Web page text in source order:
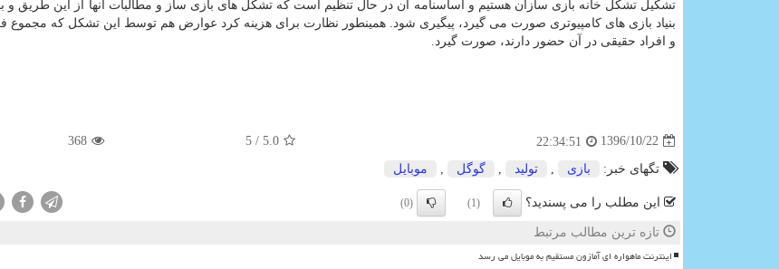
تشكیل تشكل خانه بازی سازان هستیم و اساسنامه آن در حال تنظیم است كه تشكل های بازی ساز و مطالبات آنها از این طریق و با
بنیاد بازی های كامپیوتری صورت می گیرد، پیگیری شود. همینطور نظارت برای هزینه كرد عوارض هم توسط این تشكل كه مجموع
و افراد حقیقی در آن حضور دارند، صورت گیرد.
1396/10/22
22:34:51
5.0
/ 5
368
تگهای خبر: بازی تولید گوگل موبایل
این مطلب را می پسندید؟ (1)
(0)
تازه ترین مطالب مرتبط
اینترنت ماهواره ای آمازون مستقیم به موبایل می رسد